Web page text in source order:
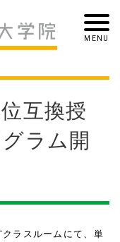
互換授
ラム開
ラスルームにて、単